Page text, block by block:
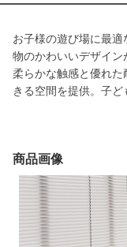
お子様の遊び場に最
物のかわいいデザイン
柔らかな触感と優れ
きる空間を提供。子ど
商品画像